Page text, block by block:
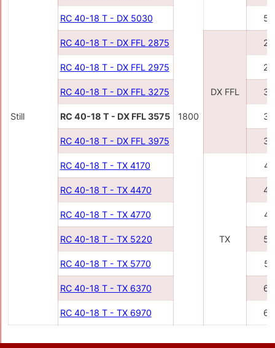
Still 1800
RC 40-18 T - DX 5030
RC 40-18 T - DX FFL 2875
DX FFL
RC 40-18 T - DX FFL 2975
RC 40-18 T - DX FFL 3275
RC 40-18 T - DX FFL 3575
RC 40-18 T - DX FFL 3975
RC 40-18 T - TX 4170
TX
RC 40-18 T - TX 4470
RC 40-18 T - TX 4770
RC 40-18 T - TX 5220
RC 40-18 T - TX 5770
RC 40-18 T - TX 6370
RC 40-18 T - TX 6970